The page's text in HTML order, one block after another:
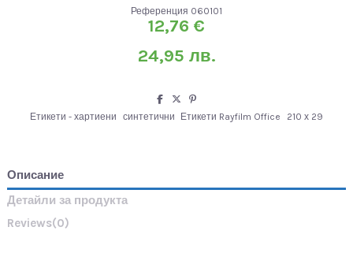
Референция 060101
12,76 €
24,95 лв.
Етикети - хартиени синтетични Етикети Rayfilm Office 210 х 29
Описание
Детайли за продукта
Reviews(0)